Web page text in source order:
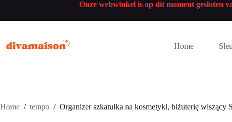
Onze webwinkel is op dit moment gesloten
Home
Home / tempo / Organizer szkatułka na kosmetyki, biżuterię wiszący